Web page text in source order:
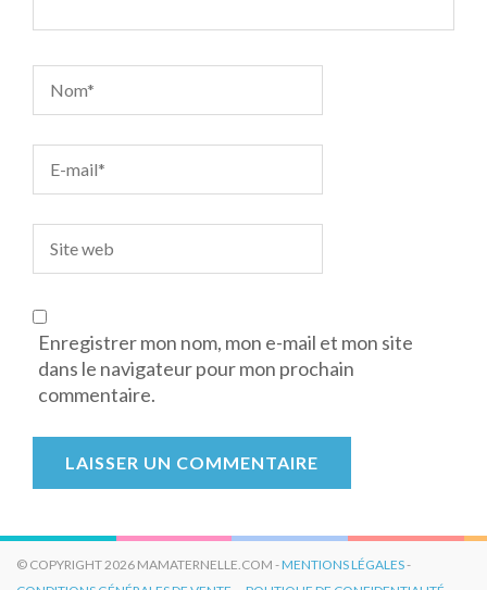
Enregistrer mon nom, mon e-mail et mon site
dans le navigateur pour mon prochain
commentaire.
© COPYRIGHT 2026 MAMATERNELLE.COM -MENTIONS LÉGALES-